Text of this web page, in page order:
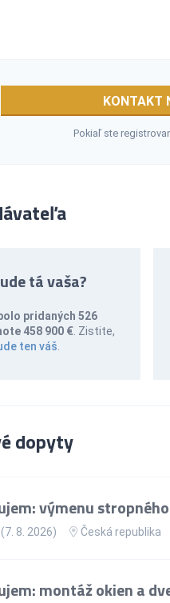
KONTAKT
Pokiaľ ste
tá vaša?
pridaných 526
458 900 €. Zistite,
ten váš
dopyty
výmenu
8. 2026) Česká republika
montáž okien a